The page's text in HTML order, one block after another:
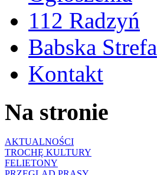
112 Radzyń
Babska Strefa
Kontakt
Na stronie
AKTUALNOŚCI
TROCHĘ KULTURY
FELIETONY